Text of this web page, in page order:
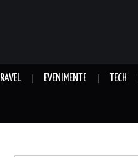
TRAVEL EVENIMENTE TECH